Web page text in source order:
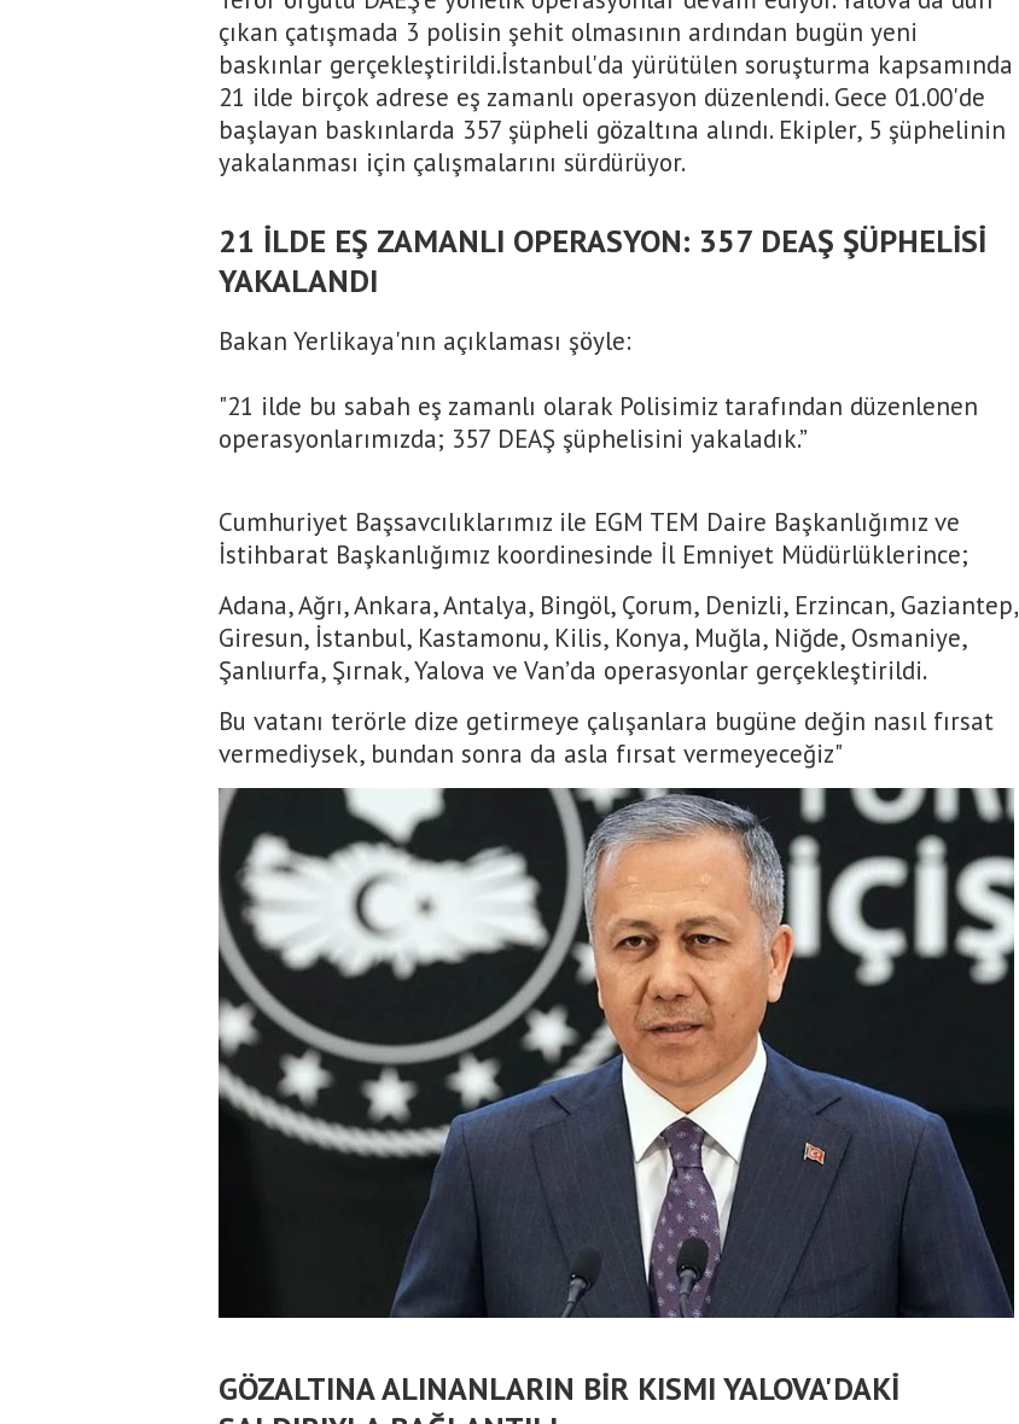
çıkan çatışmada 3 polisin şehit olmasının ardından bugün yeni
baskınlar gerçekleştirildi.İstanbul'da yürütülen soruşturma kapsamında
21 ilde birçok adrese eş zamanlı operasyon düzenlendi. Gece 01.00'de
başlayan baskınlarda 357 şüpheli gözaltına alındı. Ekipler, 5 şüphelinin
yakalanması için çalışmalarını sürdürüyor.
21 İLDE EŞ ZAMANLI OPERASYON: 357 DEAŞ ŞÜPHELİSİ
YAKALANDI
Bakan Yerlikaya'nın açıklaması şöyle:
"21 ilde bu sabah eş zamanlı olarak Polisimiz tarafından düzenlenen
operasyonlarımızda; 357 DEAŞ şüphelisini yakaladık.”
Cumhuriyet Başsavcılıklarımız ile EGM TEM Daire Başkanlığımız ve
İstihbarat Başkanlığımız koordinesinde İl Emniyet Müdürlüklerince;
Adana, Ağrı, Ankara, Antalya, Bingöl, Çorum, Denizli, Erzincan, Gaziantep,
Giresun, İstanbul, Kastamonu, Kilis, Konya, Muğla, Niğde, Osmaniye,
Şanlıurfa, Şırnak, Yalova ve Van’da operasyonlar gerçekleştirildi.
Bu vatanı terörle dize getirmeye çalışanlara bugüne değin nasıl fırsat
vermediysek, bundan sonra da asla fırsat vermeyeceğiz"
GÖZALTINA ALINANLARIN BİR KISMI YALOVA'DAKİ